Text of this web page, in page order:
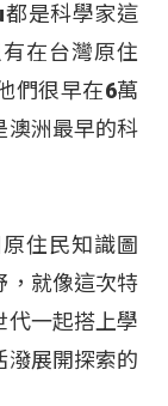
是科學家這
在台灣原住
們很早在6萬
澳洲最早的科
住民知識圖
，就像這次特
代一起搭上學
潑展開探索的